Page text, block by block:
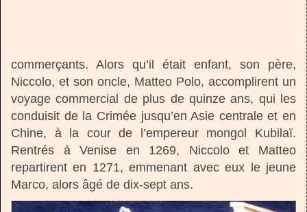
commerçants. Alors qu’il était enfant, son père,
Niccolo, et son oncle, Matteo Polo, accomplirent un
voyage commercial de plus de quinze ans, qui les
conduisit de la Crimée jusqu’en Asie centrale et en
Chine, à la cour de l’empereur mongol Kubilaï.
Rentrés à Venise en 1269, Niccolo et Matteo
repartirent en 1271, emmenant avec eux le jeune
Marco, alors âgé de dix-sept ans.